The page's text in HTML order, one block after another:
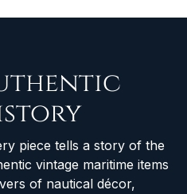
piece tells a story of the
vintage maritime items
of nautical décor,